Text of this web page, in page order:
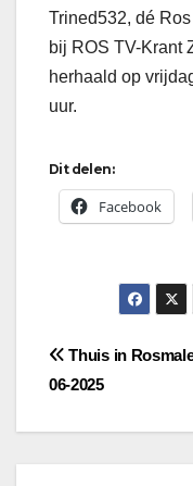
Trined532, dé
bij ROS TV-Krant
herhaald op
uur.
Dit delen:
Facebook
Bericht
Thuis in
06-2025